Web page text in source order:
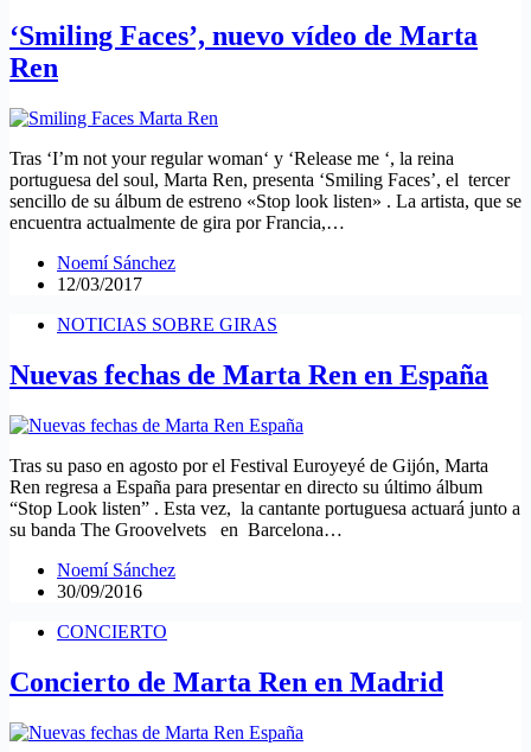
‘Smiling Faces’, nuevo vídeo de Marta
Ren
Tras ‘I’m not your regular woman‘ y ‘Release me ‘, la reina
portuguesa del soul, Marta Ren, presenta ‘Smiling Faces’, el tercer
sencillo de su álbum de estreno «Stop look listen» . La artista, que se
encuentra actualmente de gira por Francia,…
Noemí Sánchez
12/03/2017
NOTICIAS SOBRE GIRAS
Nuevas fechas de Marta Ren en España
Tras su paso en agosto por el Festival Euroyeyé de Gijón, Marta
Ren regresa a España para presentar en directo su último álbum
“Stop Look listen” . Esta vez, la cantante portuguesa actuará junto a
su banda The Groovelvets en Barcelona…
Noemí Sánchez
30/09/2016
CONCIERTO
Concierto de Marta Ren en Madrid